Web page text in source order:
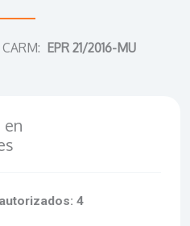
EPR 21/2016-MU
en
4